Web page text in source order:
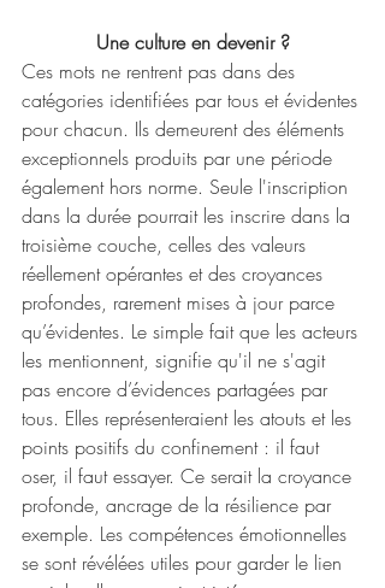
Une culture en devenir ?
Ces mots ne rentrent pas dans des
catégories identifiées par tous et évidentes
pour chacun. Ils demeurent des éléments
exceptionnels produits par une période
également hors norme. Seule l'inscription
dans la durée pourrait les inscrire dans la
troisième couche, celles des valeurs
réellement opérantes et des croyances
profondes, rarement mises à jour parce
qu’évidentes. Le simple fait que les acteurs
les mentionnent, signifie qu'il ne s'agit
pas encore d’évidences partagées par
tous. Elles représenteraient les atouts et les
points positifs du confinement : il faut
oser, il faut essayer. Ce serait la croyance
profonde, ancrage de la résilience par
exemple. Les compétences émotionnelles
se sont révélées utiles pour garder le lien